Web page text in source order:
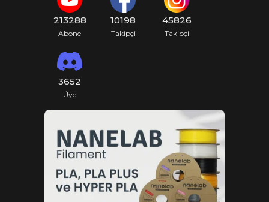
213288
Abone
10198
Takipçi
45826
Takipçi
3652
Üye